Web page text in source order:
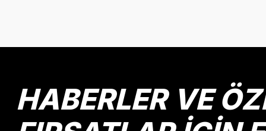
Ürün resmi kalitesiz, bozuk veya görüntülenemiyor.
Ürün fiyatı diğer sitelerden daha pahalı.
HABERLER VE